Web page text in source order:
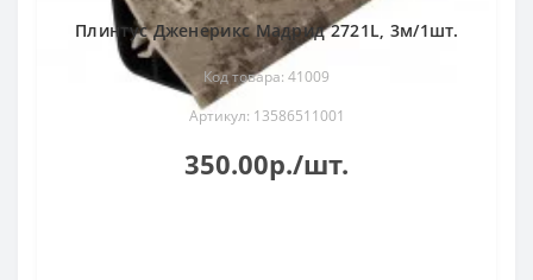
Плинтус Дженерикс Мадрид 2721L, 3м/1шт.
Код товара: 41009
Артикул: 13586511001
350.00р./шт.